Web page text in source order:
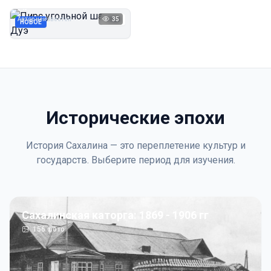
НОВОЕ 1923
Автор неизвестен 35
Исторические эпохи
История Сахалина — это переплетение культур и
государств. Выберите период для изучения.
Сахалинская каторга: 1869 - 1906 гг
156фото